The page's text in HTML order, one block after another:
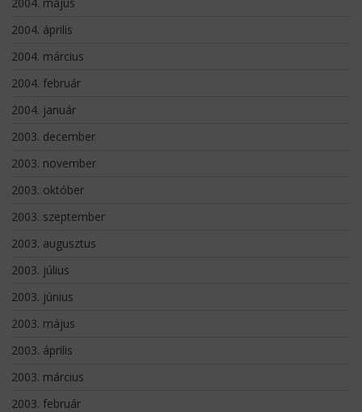
2004. április
2004. március
2004. február
2004. január
2003. december
2003. november
2003. október
2003. szeptember
2003. augusztus
2003. július
2003. június
2003. május
2003. április
2003. március
2003. február